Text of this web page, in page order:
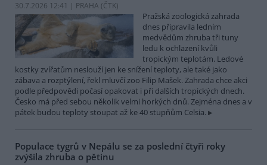
30.7.2026 12:41 | PRAHA (ČTK)
Pražská zoologická zahrada
dnes připravila ledním
medvědům zhruba tři tuny
ledu k ochlazení kvůli
tropickým teplotám. Ledové
kostky zvířatům neslouží jen ke snížení teploty, ale také jako
zábava a rozptýlení, řekl mluvčí zoo Filip Mašek. Zahrada chce akci
podle předpovědi počasí opakovat i při dalších tropických dnech.
Česko má před sebou několik velmi horkých dnů. Zejména dnes a v
pátek budou teploty stoupat až ke 40 stupňům Celsia.
Populace tygrů v Nepálu se za poslední čtyři roky
zvýšila zhruba o pětinu